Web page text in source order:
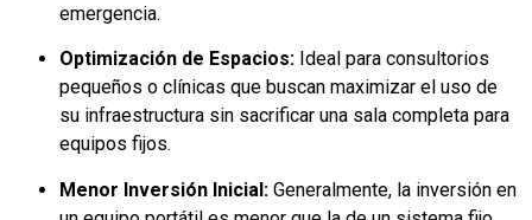
emergencia.
Optimización de Espacios: Ideal para consultorios
pequeños o clínicas que buscan maximizar el uso de
su infraestructura sin sacrificar una sala completa para
equipos fijos.
Menor Inversión Inicial: Generalmente, la inversión en